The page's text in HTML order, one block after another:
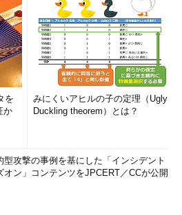
を
か
みにくいアヒルの子の定理（Ugly
Duckling theorem）とは？
型攻撃の事例を基にした「インシデント
オン」コンテンツをJPCERT／CCが公開